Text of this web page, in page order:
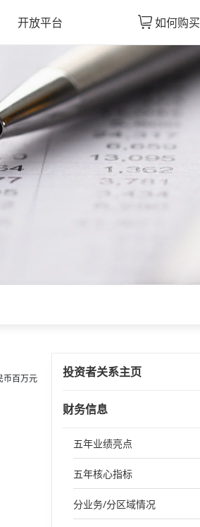
开放平台 如何购买
币百万元 投资者关系主页
财务信息
五年业绩亮点
五年核心指标
分业务/分区域情况